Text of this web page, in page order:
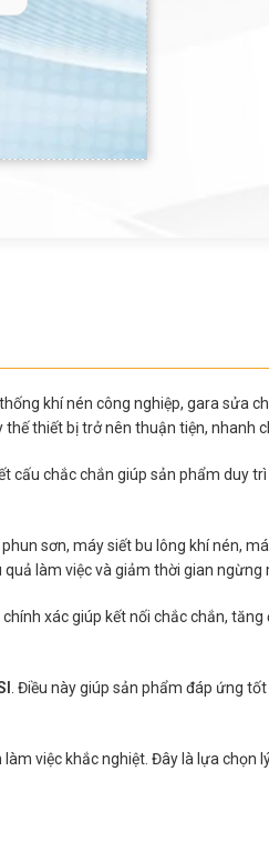
khí nén công nghiệp, gara sửa
thiết bị trở nên thuận tiện, nhanh
cấu chắc chắn giúp sản phẩm duy
sơn, máy siết bu lông khí nén,
làm việc và giảm thời gian ngừng
xác giúp kết nối chắc chắn, tăng
. Điều này giúp sản phẩm đáp ứng
việc khắc nghiệt. Đây là lựa chọn